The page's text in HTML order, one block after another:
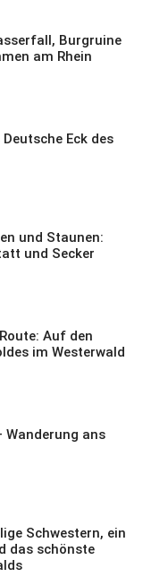
Burgruine
am Rhein
Eck des
und Staunen:
und Secker
Auf den
im Westerwald
Wanderung ans
Schwestern, ein
das schönste